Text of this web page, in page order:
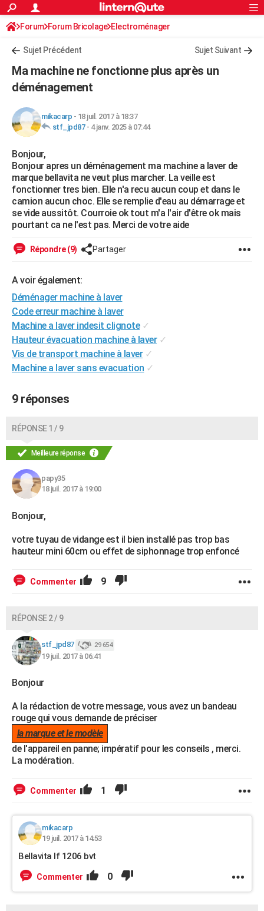
ACTUALITÉS
Politique
Société
Faits Divers
Education
Monde
Villes
+
Programme TV
TNTStreaming
Cinéma
Sorties cinéma
Musique
FINANCE
Retraite
Impôts
Epargne
Immobilier
Risques naturels par ville
Banque
Assurance
Crédit
AUTO
Essais
Réserver un essai
Citadines
Berlines
SUV
Forum auto
+HIGH-TECH
Mobiles
Meilleur smartphone
Internet
Ordinateurs
Jeux vidéo
Guide high-tech
BRICOLAGE
Forum
Aménagement intérieur
Extérieur
Cuisine
Salle de bains
Jardinage
Rangement
WEEK-END
Guides de France
Escapades
Patrimoine
Expositions
Musées
Week-end nature
+LIFESTYLE
Art de vivre
Bien-être
Loisirs
Mode
Modes de vie
SANTE
Alimentation
Guide de la santé
Maladies
Médicaments
Sommeil
VOYAGE
Destinations
City break
Voyage nature
Voyage de noces
Forum
Climat
PHOTO
GUIDES D'ACHAT
BONS PLANS
CARTE DE VOEUX
Carte de Noël
Carte Bonne année
Carte Saint-Valentin
Carte Pâques
Carte d'anniversaire
DICTIONNAIRE
Dictionnaire
Biographies
Citations
Expressions
Proverbes
PROGRAMME TV
COPAINS D'AVANT
AVIS DE DÉCÈS
FORUM
Bricolage
Lifestyle
Culture
Sport
Auto
Television
Voyage
Cinema
S'inscrire
Connexion
Forum Forum Bricolage Electroménager
Sujet Précédent Sujet Suivant
Ma machine ne fonctionne plus après un
déménagement
mikacarp - 18 juil. 2017 à 18:37
stf_jpd87- 4 janv. 2025 à 07:44
Bonjour,
Bonjour apres un déménagement ma machine a laver de
marque bellavita ne veut plus marcher. La veille est
fonctionner tres bien. Elle n'a recu aucun coup et dans le
camion aucun choc. Elle se remplie d'eau au démarrage et
se vide aussitôt. Courroie ok tout m'a l'air d'être ok mais
pourtant ca ne l'est pas. Merci de votre aide
Répondre (9) Partager
A voir également:
Déménager machine à laver
Code erreur machine à laver
Machine a laver indesit clignote ✓
Hauteur évacuation machine à laver ✓
Vis de transport machine à laver ✓
Machine a laver sans evacuation ✓
9 réponses
RÉPONSE 1 / 9
Meilleure réponse
papy35
18 juil. 2017 à 19:00
Bonjour,
votre tuyau de vidange est il bien installé pas trop bas
hauteur mini 60cm ou effet de siphonnage trop enfoncé
Commenter 9
RÉPONSE 2 / 9
stf_jpd87 29 654
19 juil. 2017 à 06:41
Bonjour
A la rédaction de votre message, vous avez un bandeau
rouge qui vous demande de préciser
la marque et le modèle
de l'appareil en panne; impératif pour les conseils , merci.
La modération.
Commenter 1
mikacarp
19 juil. 2017 à 14:53
Bellavita lf 1206 bvt
Commenter 0